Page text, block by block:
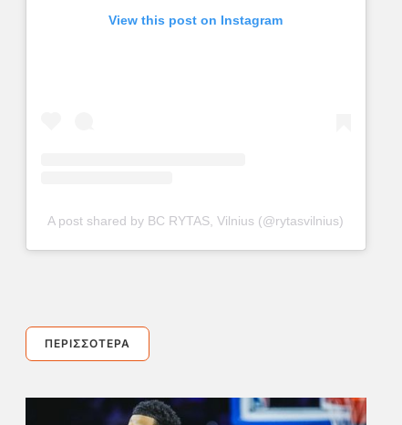
View this post on Instagram
A post shared by BC RYTAS, Vilnius (@rytasvilnius)
ΠΕΡΙΣΣΌΤΕΡΑ